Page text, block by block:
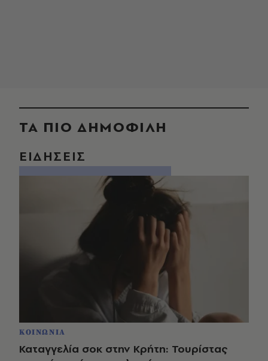
ΤΑ ΠΙΟ ΔΗΜΟΦΙΛΗ
ΕΙΔΗΣΕΙΣ
ΚΟΙΝΩΝΙΑ
Καταγγελία σοκ στην Κρήτη: Τουρίστας